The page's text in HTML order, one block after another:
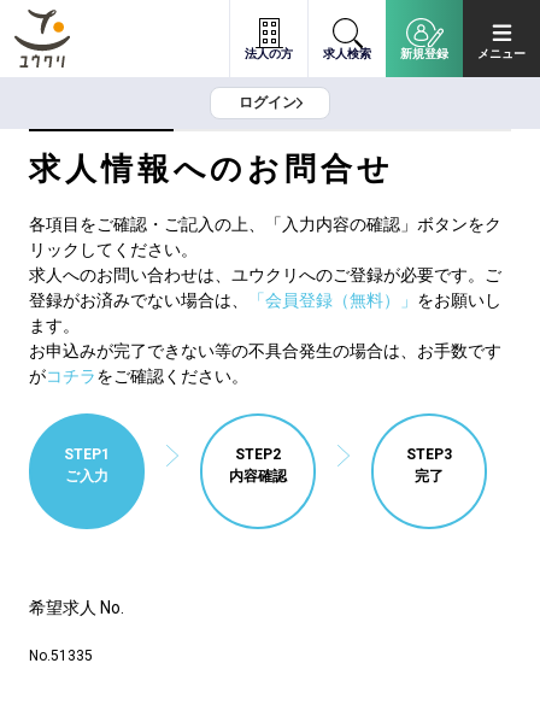
法人の方 求人検索 新規登録 メニュー
ログイン
求人情報へのお問合せ
各項目をご確認・ご記入の上、「入力内容の確認」ボタンをク
リックしてください。
求人へのお問い合わせは、ユウクリへのご登録が必要です。ご
登録がお済みでない場合は、
「会員登録（無料）」 をお願いし
ます。
お申込みが完了できない等の不具合発生の場合は、お手数です
がコチラをご確認ください。
STEP1
ご入力
STEP2
内容確認
STEP3
完了
希望求人 No.
No.51335